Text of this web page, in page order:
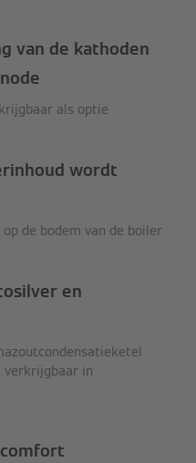
van de kathoden
als optie
wordt
de bodem van de boiler
en
verkrijgbaar in